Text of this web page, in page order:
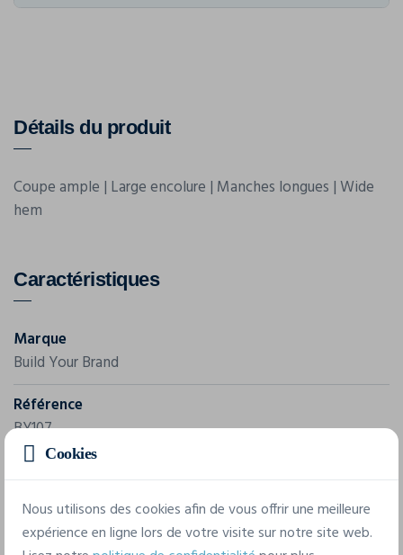
Détails du produit
Coupe ample | Large encolure | Manches longues | Wide
hem
Caractéristiques
Marque
Build Your Brand
Référence
BY107
Composition
Cookies
Nous utilisons des cookies afin de vous offrir une meilleure
expérience en ligne lors de votre visite sur notre site web.